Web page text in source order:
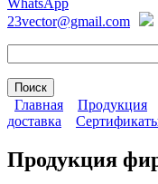
WhatsApp
23vector@gmail.com
Главное меню
Главная Продукция
доставка
Продукция